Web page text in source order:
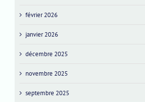
février 2026
janvier 2026
décembre 2025
novembre 2025
septembre 2025